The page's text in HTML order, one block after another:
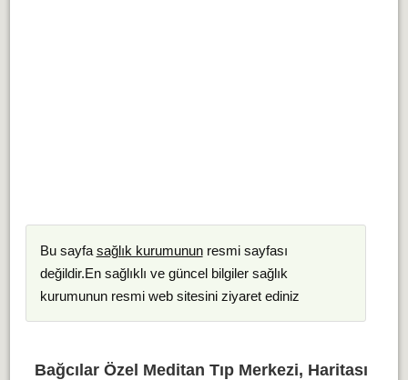
Bu sayfa sağlık kurumununresmi sayfası
değildir.En sağlıklı ve güncel bilgiler sağlık
kurumunun resmi web sitesini ziyaret ediniz
Bağcılar Özel Meditan Tıp Merkezi, Haritası